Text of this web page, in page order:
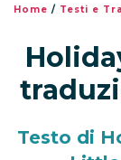
Home / Testi e
Testo di